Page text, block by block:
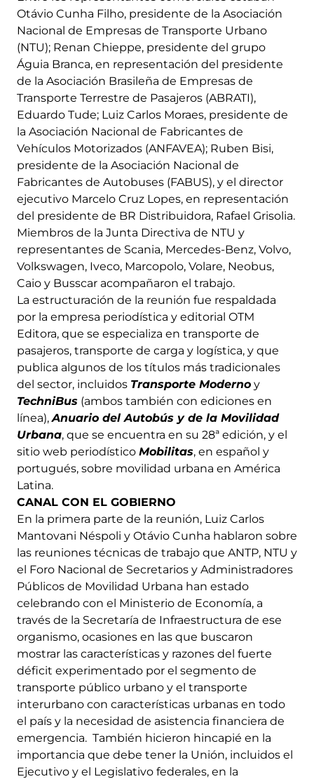
Otávio Cunha Filho, presidente de la Asociación
Nacional de Empresas de Transporte Urbano
(NTU); Renan Chieppe, presidente del grupo
Águia Branca, en representación del presidente
de la Asociación Brasileña de Empresas de
Transporte Terrestre de Pasajeros (ABRATI),
Eduardo Tude; Luiz Carlos Moraes, presidente de
la Asociación Nacional de Fabricantes de
Vehículos Motorizados (ANFAVEA); Ruben Bisi,
presidente de la Asociación Nacional de
Fabricantes de Autobuses (FABUS), y el director
ejecutivo Marcelo Cruz Lopes, en representación
del presidente de BR Distribuidora, Rafael Grisolia.
Miembros de la Junta Directiva de NTU y
representantes de Scania, Mercedes-Benz, Volvo,
Volkswagen, Iveco, Marcopolo, Volare, Neobus,
Caio y Busscar acompañaron el trabajo.
La estructuración de la reunión fue respaldada
por la empresa periodística y editorial OTM
Editora, que se especializa en transporte de
pasajeros, transporte de carga y logística, y que
publica algunos de los títulos más tradicionales
del sector, incluidos Transporte Moderno y
TechniBus (ambos también con ediciones en
línea),Anuario del Autobús y de la Movilidad
Urbana, que se encuentra en su 28ª edición, y el
sitio web periodístico Mobilitas, en español y
portugués, sobre movilidad urbana en América
Latina.
CANAL CON EL GOBIERNO
En la primera parte de la reunión, Luiz Carlos
Mantovani Néspoli y Otávio Cunha hablaron sobre
las reuniones técnicas de trabajo que ANTP, NTU y
el Foro Nacional de Secretarios y Administradores
Públicos de Movilidad Urbana han estado
celebrando con el Ministerio de Economía, a
través de la Secretaría de Infraestructura de ese
organismo, ocasiones en las que buscaron
mostrar las características y razones del fuerte
déficit experimentado por el segmento de
transporte público urbano y el transporte
interurbano con características urbanas en todo
el país y la necesidad de asistencia financiera de
emergencia. También hicieron hincapié en la
importancia que debe tener la Unión, incluidos el
Ejecutivo y el Legislativo federales, en la